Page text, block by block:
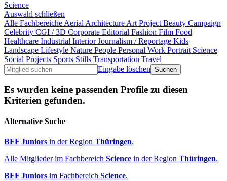
Science
Auswahl schließen
Alle Fachbereiche Aerial Architecture Art Project Beauty Campaign
Celebrity CGI / 3D Corporate Editorial Fashion Film Food
Healthcare Industrial InteriorJournalism / Reportage Kids
Landscape Lifestyle Nature People Personal Work Portrait Science
Social Projects Sports Stills Transportation Travel
Eingabe löschen
Es wurden keine passenden Profile zu diesen
Kriterien gefunden.
Alternative Suche
BFF Juniors in der Region Thüringen.
Alle Mitglieder im Fachbereich Science in der Region Thüringen.
BFF Juniors im Fachbereich Science.